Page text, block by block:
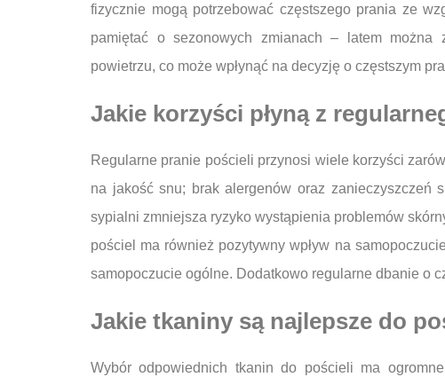
fizycznie mogą potrzebować częstszego prania ze
pamiętać o sezonowych zmianach – latem
powietrzu, co może wpłynąć na decyzję o częstszym
Jakie korzyści płyną z
Regularne pranie pościeli przynosi wiele korzyści
na jakość snu; brak alergenów oraz zanieczyszczeń
sypialni zmniejsza ryzyko wystąpienia problemów
pościel ma również pozytywny wpływ na
samopoczucie ogólne. Dodatkowo regularne dbanie o
Jakie tkaniny są najlepsze do
Wybór odpowiednich tkanin do pościeli ma